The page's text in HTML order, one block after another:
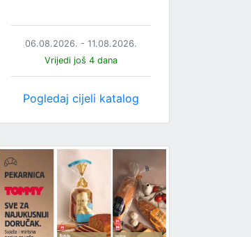
06.08.2026. - 11.08.2026.
Vrijedi još 4 dana
Pogledaj cijeli katalog